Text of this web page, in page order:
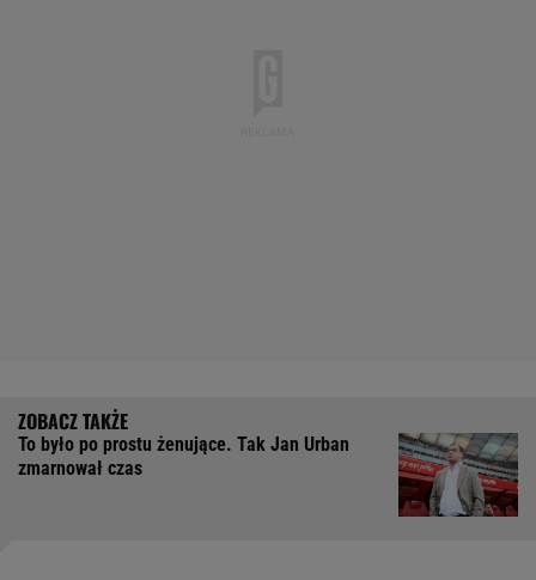
To było po prostu żenujące. Tak Jan Urban
zmarnował czas